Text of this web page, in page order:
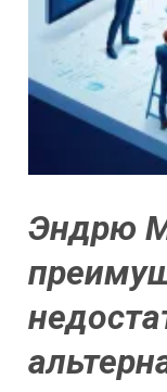
Эндрю